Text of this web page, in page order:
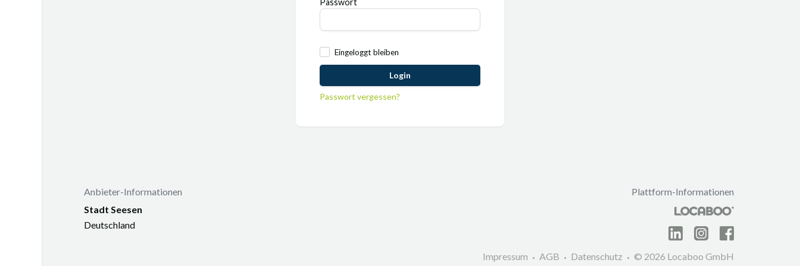
Passwort
Eingeloggt bleiben
Login
Passwort vergessen?
Anbieter-Informationen
Stadt Seesen
Deutschland
Plattform-Informationen
Impressum AGB Datenschutz © 2026 Locaboo GmbH